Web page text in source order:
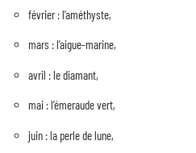
février : l’améthyste,
mars : l’aigue-marine,
avril : le diamant,
mai : l’émeraude vert,
juin : la perle de lune,